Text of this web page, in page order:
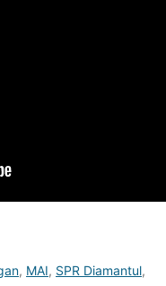
, MAI, SPR Diamantul,